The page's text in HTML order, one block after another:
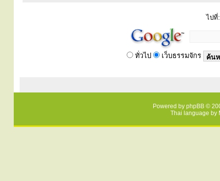
ไปที่:
ทั่วไป เว็บธรรมจักร
Powered by phpBB ©
Thai language by